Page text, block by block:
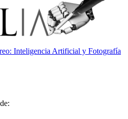
Inteligencia Artificial y Fotografía